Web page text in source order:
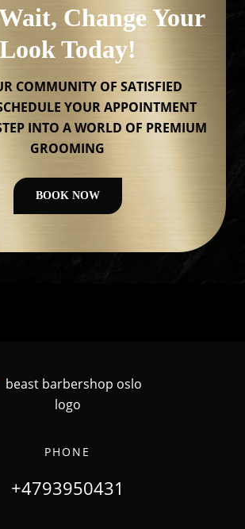
Change Your
Look Today!
COMMUNITY OF SATISFIED
YOUR APPOINTMENT
INTO A WORLD OF PREMIUM
GROOMING
BOOK NOW
PHONE
+4793950431